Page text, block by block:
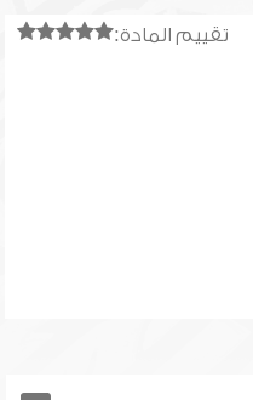
تقييم المادة: